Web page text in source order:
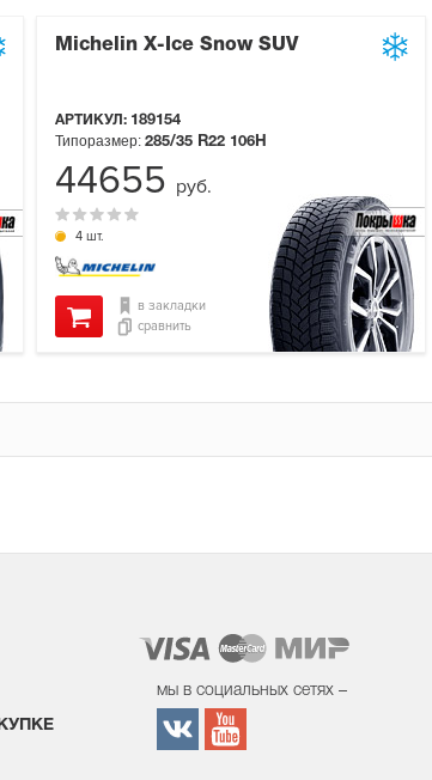
Michelin X-Ice Snow SUV
АРТИКУЛ: 189154
4 шт.
Типоразмер: 285/35 R22 106H
в закладки
сравнить
44655 руб.
мы в социальных сетях –